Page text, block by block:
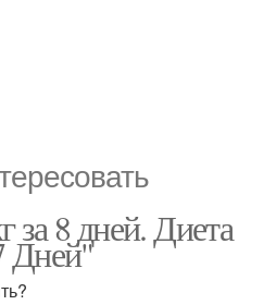
за 8 дней. Диета
Дней"